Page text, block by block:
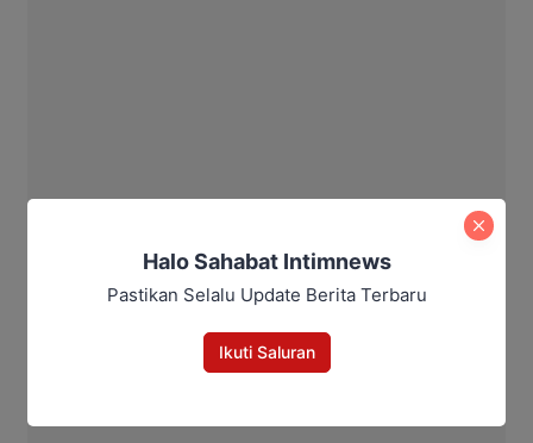
Halo Sahabat Intimnews
Pastikan Selalu Update Berita Terbaru
Ikuti Saluran